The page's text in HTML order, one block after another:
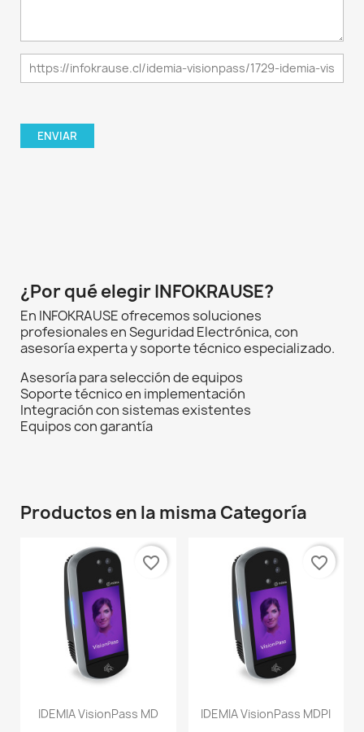
¿Por qué elegir INFOKRAUSE?
En INFOKRAUSE ofrecemos soluciones
profesionales en Seguridad Electrónica, con
asesoría experta y soporte técnico especializado.
Asesoría para selección de equipos
Soporte técnico en implementación
Integración con sistemas existentes
Equipos con garantía
Productos en la misma Categoría
IDEMIA VisionPass MD
favorite_border
IDEMIA VisionPass MDPI
favorite_border